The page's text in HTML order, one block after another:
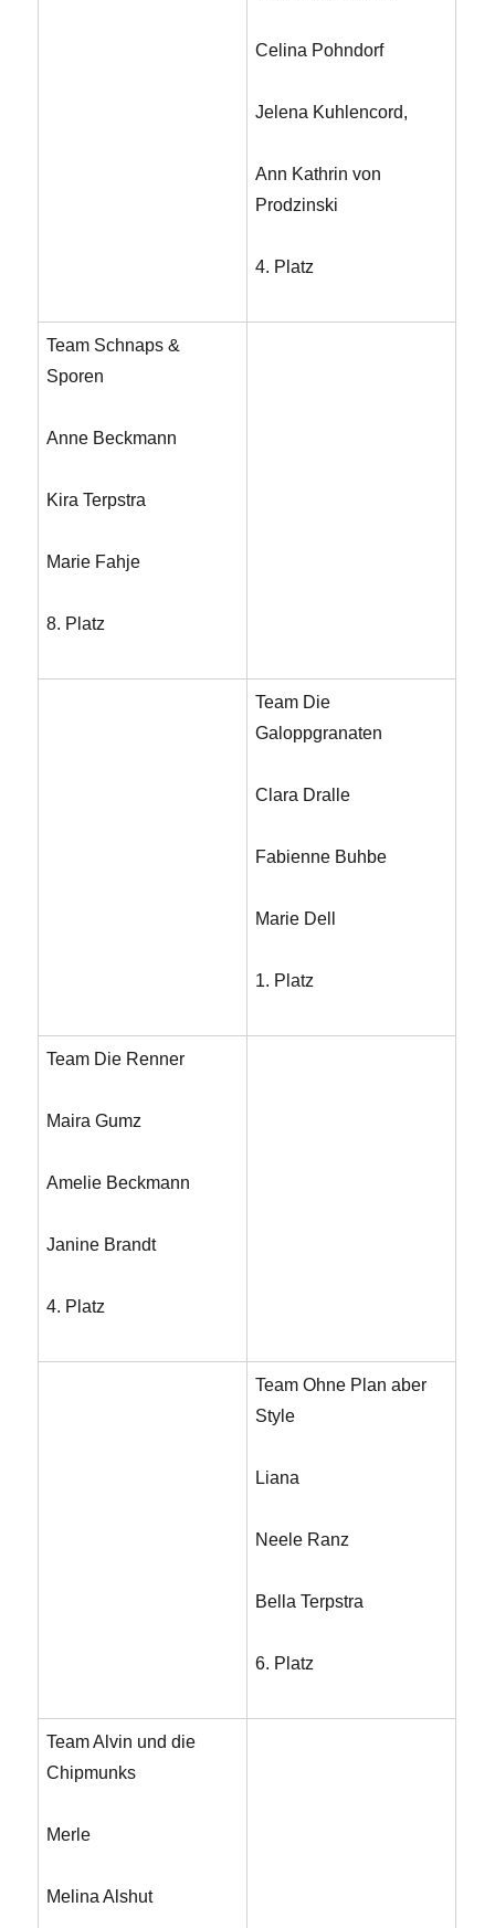
Celina Pohndorf
Jelena Kuhlencord,
Ann Kathrin von
Prodzinski
4. Platz
Team Schnaps &
Sporen
Anne Beckmann
Kira Terpstra
Marie Fahje
8. Platz
Team Die
Galoppgranaten
Clara Dralle
Fabienne Buhbe
Marie Dell
1. Platz
Team Die Renner
Maira Gumz
Amelie Beckmann
Janine Brandt
4. Platz
Team Ohne Plan aber
Style
Liana
Neele Ranz
Bella Terpstra
6. Platz
Team Alvin und die
Chipmunks
Merle
Melina Alshut